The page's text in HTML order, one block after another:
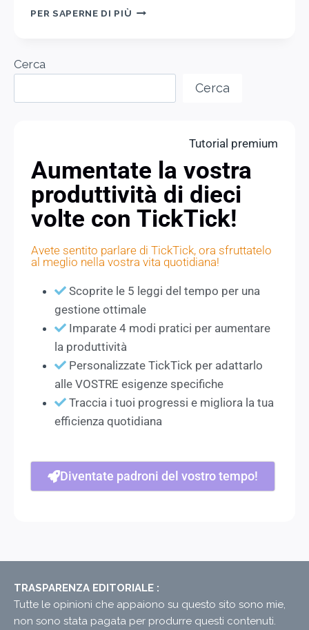
PER SAPERNE DI PIÙ
Cerca
Cerca
Tutorial premium
Aumentate la vostra
produttività di dieci
volte con TickTick!
Avete sentito parlare di TickTick, ora sfruttatelo
al meglio nella vostra vita quotidiana!
Scoprite le 5 leggi del tempo per una
gestione ottimale
Imparate 4 modi pratici per aumentare
la produttività
Personalizzate TickTick per adattarlo
alle VOSTRE esigenze specifiche
Traccia i tuoi progressi e migliora la tua
efficienza quotidiana
Diventate padroni del vostro tempo!
TRASPARENZA EDITORIALE :
Tutte le opinioni che appaiono su questo sito sono mie,
non sono stata pagata per produrre questi contenuti.